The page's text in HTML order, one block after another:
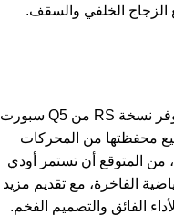
الزجاج الخلفي والسقف.
من غير الواضح بعد ما إذا كانت أودي ستوفر نسخة RS من Q5 سبورت
محفظتها من المحركات
من المتوقع أن تستمر أودي
الفاخرة، مع تقديم مزيد
الفائق والتصميم الفخم.